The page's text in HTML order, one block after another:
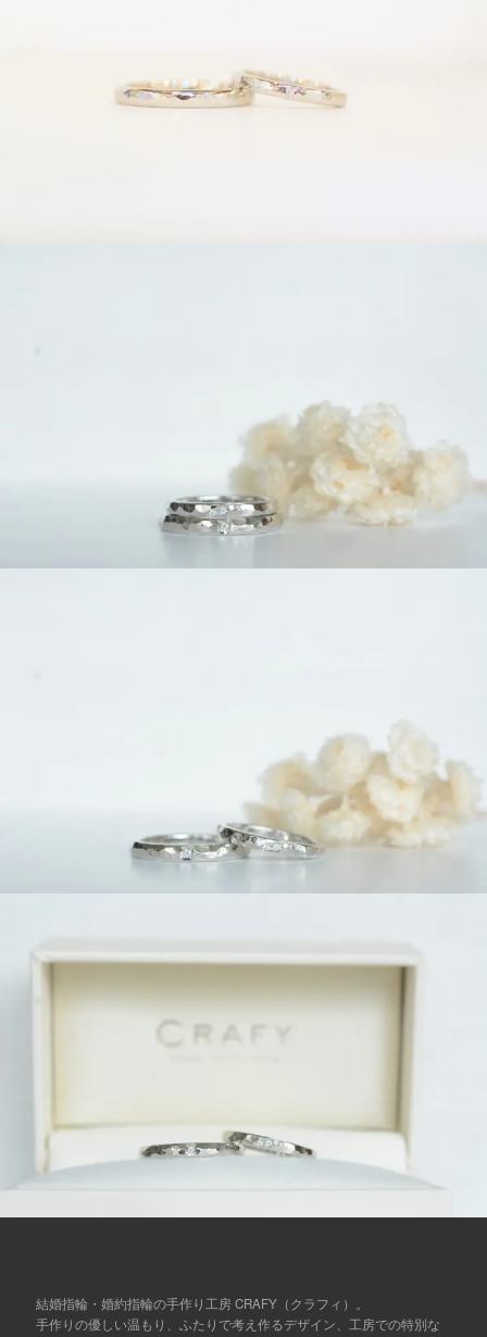
結婚指輪・婚約指輪の手作り工房 CRAFY（クラフィ）。
手作りの優しい温もり、ふたりで考え作るデザイン、工房での特別な